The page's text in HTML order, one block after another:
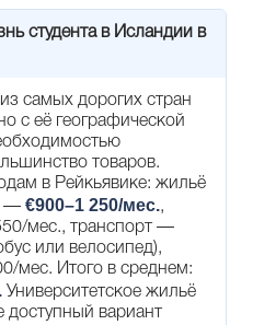
студента в Исландии в
самых дорогих стран
с её географической
товаров.
в Рейкьявике: жильё
— €900–1 250/мес.,
мес., транспорт —
или велосипед),
мес. Итого в среднем:
Университетское жильё
доступный вариант